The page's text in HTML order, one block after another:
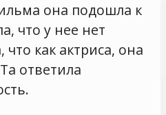
она подошла к
что у нее нет
что как актриса, она
ответила